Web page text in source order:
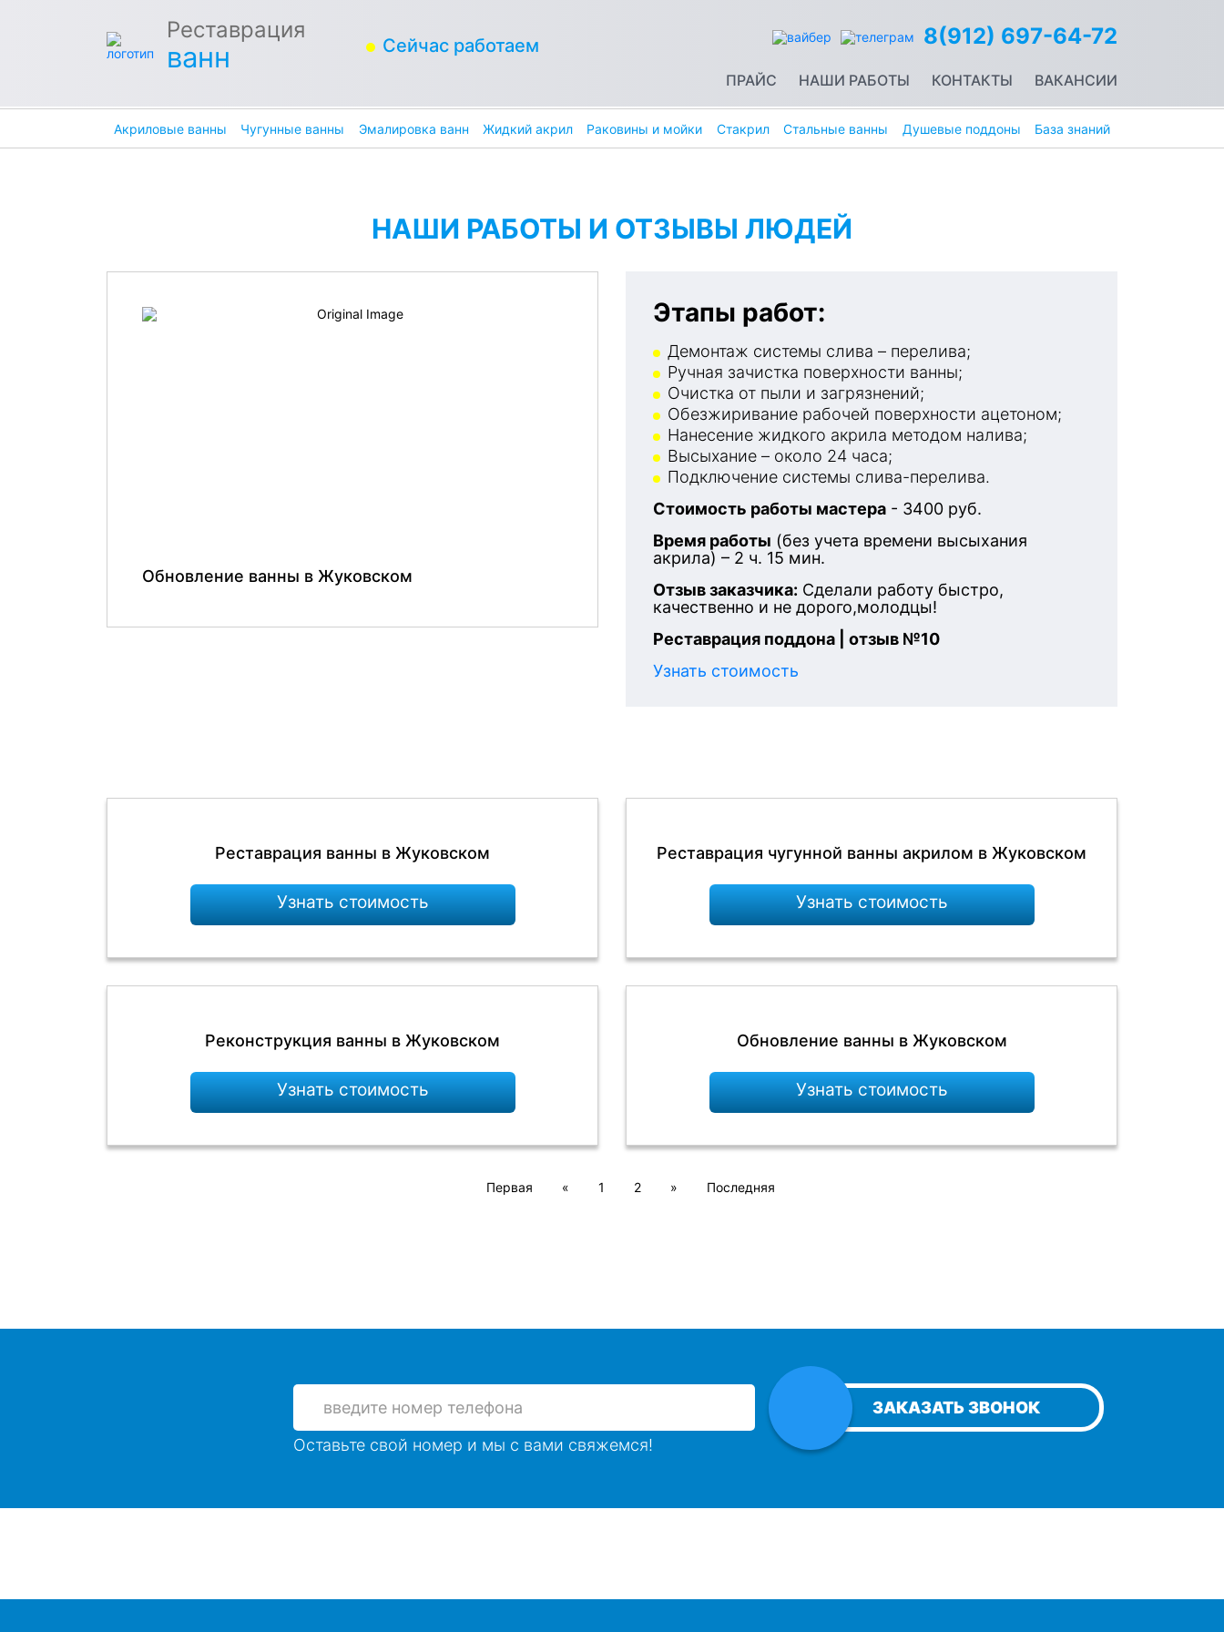
Реставрация
ванн Сейчас работаем 8(912) 697-64-72
ПРАЙС НАШИ РАБОТЫ КОНТАКТЫ ВАКАНСИИ
Акриловые ванны Чугунные ванны Эмалировка ванн Жидкий акрил Раковины и мойки Стакрил Стальные ванны Душевые поддоны База знаний
НАШИ РАБОТЫ И ОТЗЫВЫ ЛЮДЕЙ
Обновление ванны в Жуковском
Этапы работ:
Демонтаж системы слива – перелива;
Ручная зачистка поверхности ванны;
Очистка от пыли и загрязнений;
Обезжиривание рабочей поверхности ацетоном;
Нанесение жидкого акрила методом налива;
Высыхание – около 24 часа;
Подключение системы слива-перелива.
Стоимость работы мастера - 3400 руб.
Время работы (без учета времени высыхания
акрила) – 2 ч. 15 мин.
Отзыв заказчика: Сделали работу быстро,
качественно и не дорого,молодцы!
Реставрация поддона | отзыв №10
Узнать стоимость
Реставрация ванны в Жуковском
Узнать стоимость
Реставрация чугунной ванны акрилом в Жуковском
Узнать стоимость
Реконструкция ванны в Жуковском
Узнать стоимость
Обновление ванны в Жуковском
Узнать стоимость
Первая « 1 2 » Последняя
ЗАКАЗАТЬ ЗВОНОК
Оставьте свой номер и мы с вами свяжемся!